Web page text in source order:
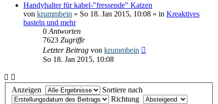
Handyhalter für kabel-"fressende" Katzen
von krummbein » So 18. Jan 2015, 10:08 » in Kreaktives
basteln und mehr
0 Antworten
7623 Zugriffe
Letzter Beitrag von krummbein
So 18. Jan 2015, 10:08
Anzeigen
Sortiere nach
Richtung